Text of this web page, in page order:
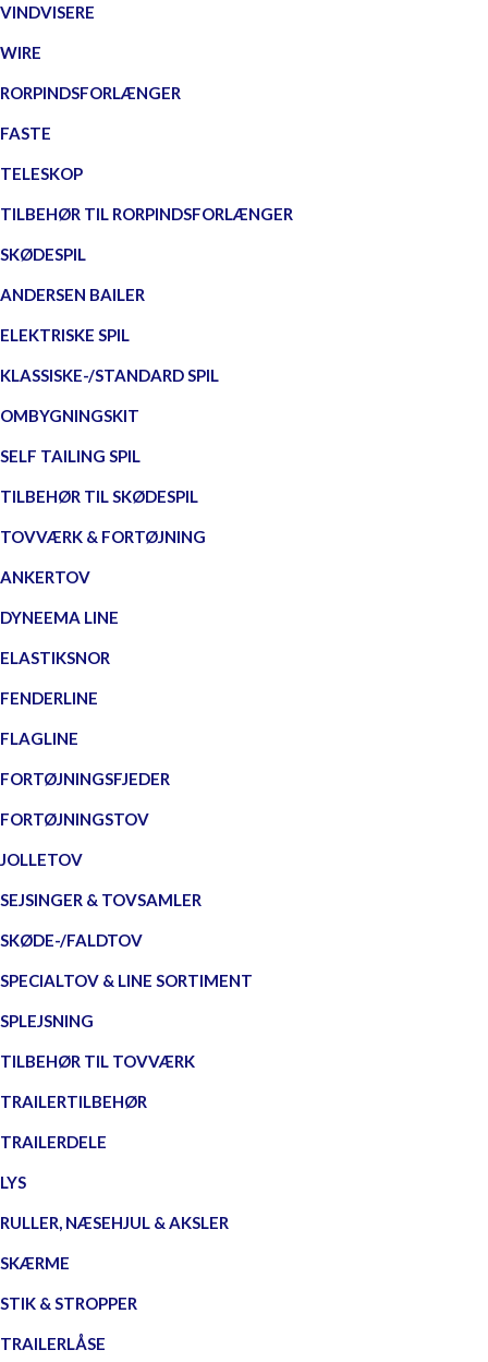
VINDVISERE
WIRE
RORPINDSFORLÆNGER
FASTE
TELESKOP
TILBEHØR TIL RORPINDSFORLÆNGER
SKØDESPIL
ANDERSEN BAILER
ELEKTRISKE SPIL
KLASSISKE-/STANDARD SPIL
OMBYGNINGSKIT
SELF TAILING SPIL
TILBEHØR TIL SKØDESPIL
TOVVÆRK & FORTØJNING
ANKERTOV
DYNEEMA LINE
ELASTIKSNOR
FENDERLINE
FLAGLINE
FORTØJNINGSFJEDER
FORTØJNINGSTOV
JOLLETOV
SEJSINGER & TOVSAMLER
SKØDE-/FALDTOV
SPECIALTOV & LINE SORTIMENT
SPLEJSNING
TILBEHØR TIL TOVVÆRK
TRAILERTILBEHØR
TRAILERDELE
LYS
RULLER, NÆSEHJUL & AKSLER
SKÆRME
STIK & STROPPER
TRAILERLÅSE